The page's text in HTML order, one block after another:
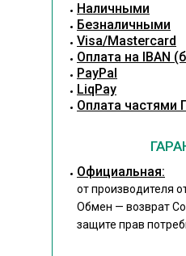
Наличными
Безналичными
Visa/Mastercard
Оплата на IBAN
PayPal
LiqPay
Оплата частями
Официальная:
от производителя
Обмен — возврат
защите прав